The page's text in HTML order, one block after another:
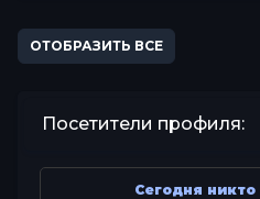
ОТОБРАЗИТЬ ВСЕ
Посетители профиля:
Сегодня